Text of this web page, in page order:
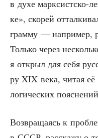
в духе марк­сист­ско-
ке», ско­рей
грам­му — напри­мер,
Толь­ко через
я открыл для себя
ру XIX века, читая
ло­ги­че­ских
Воз­вра­ща­ясь к